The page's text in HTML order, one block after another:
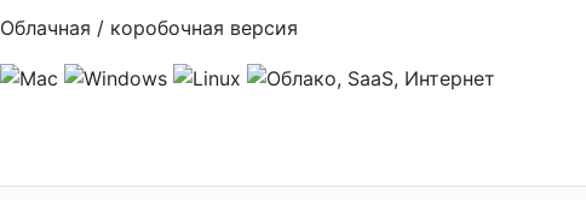
Облачная / коробочная версия